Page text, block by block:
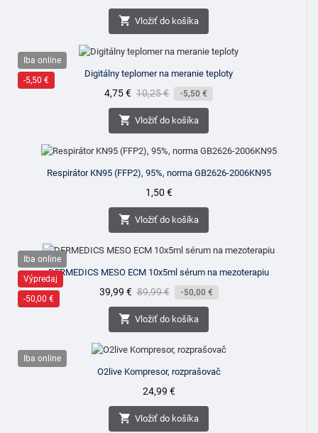
 Vložiť do košíka
Iba online
-5,50 €
Digitálny teplomer na meranie teploty
Cena
4,75 € Bežná
cena
10,25 € -5,50 €
 Vložiť do košíka
Respirátor KN95 (FFP2), 95%, norma GB2626-2006KN95
Cena
1,50 €
 Vložiť do košíka
Iba online
Výpredaj
-50,00 €
DERMEDICS MESO ECM 10x5ml sérum na mezoterapiu
Cena
39,99 € Bežná
cena
89,99 € -50,00 €
 Vložiť do košíka
Iba online
O2live Kompresor, rozprašovač
Cena
24,99 €
 Vložiť do košíka